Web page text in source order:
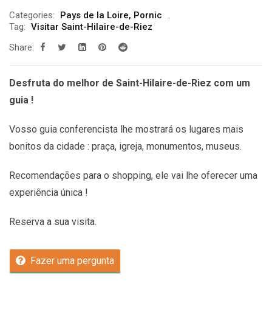
Categories: Pays de la Loire, Pornic
Tag: Visitar Saint-Hilaire-de-Riez
Share:
Desfruta do melhor de Saint-Hilaire-de-Riez com um
guia !
Vosso guia conferencista lhe mostrará os lugares mais
bonitos da cidade : praça, igreja, monumentos, museus.
Recomendações para o shopping, ele vai lhe oferecer uma
experiência única !
Reserva a sua visita.
Fazer uma pergunta